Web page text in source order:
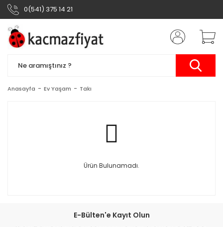
0(541) 375 14 21
Anasayfa Ev Yaşam Takı
Ürün Bulunamadı.
E-Bülten'e Kayıt Olun